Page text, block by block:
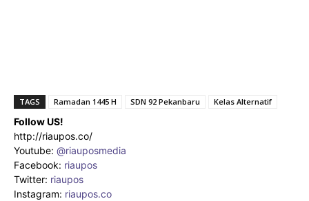
TAGS Ramadan 1445 H SDN 92 Pekanbaru Kelas Alternatif
Follow US!
http://riaupos.co/
Youtube: @riauposmedia
Facebook: riaupos
Twitter: riaupos
Instagram: riaupos.co